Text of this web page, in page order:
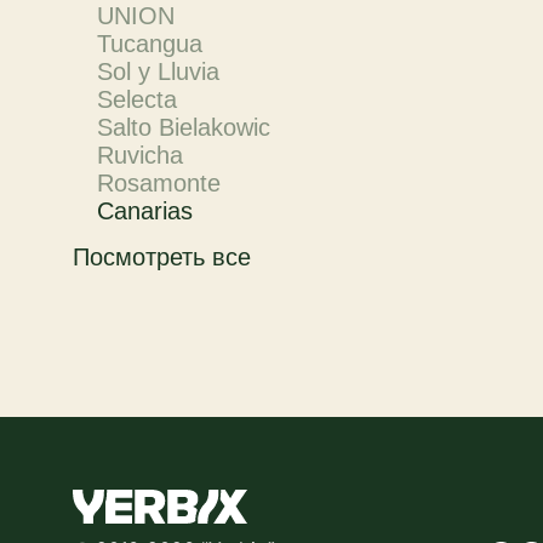
UNION
Tucangua
Sol y Lluvia
Selecta
Salto Bielakowic
Ruvicha
Rosamonte
Canarias
Посмотреть все